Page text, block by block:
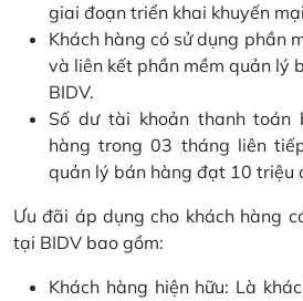
giai đoạn triển khai khuyến
Khách hàng có sử dụng phần
và liên kết phần mềm quản lý
BIDV.
Số dư tài khoản thanh toán
hàng trong 03 tháng liên
quản lý bán hàng đạt 10 triệu
Ưu đãi áp dụng cho khách hàng
tại BIDV bao gồm:
Khách hàng hiện hữu: Là